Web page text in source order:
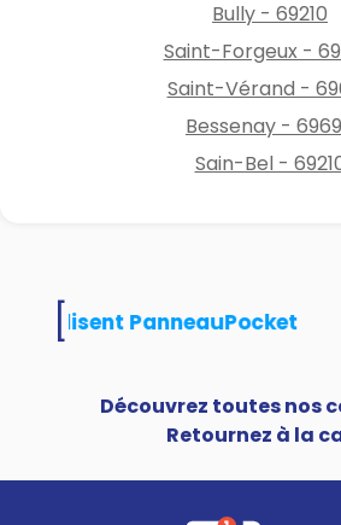
Bully - 69210
Saint-Forgeux -
Saint-Vérand -
Bessenay -
Sain-Bel -
utilisent PanneauPocket
Découvrez toutes nos
Retournez à la